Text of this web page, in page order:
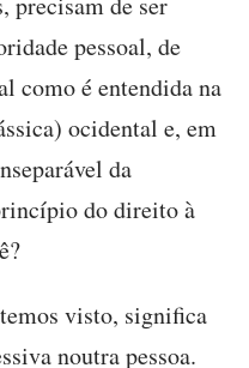
pessoal, de
como é entendida na
ocidental e, em
da
do direito à
visto, significa
noutra pessoa.